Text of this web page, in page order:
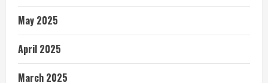
May 2025
April 2025
March 2025